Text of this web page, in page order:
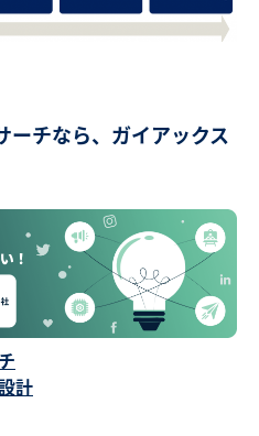
ーチなら、ガイアックス
計